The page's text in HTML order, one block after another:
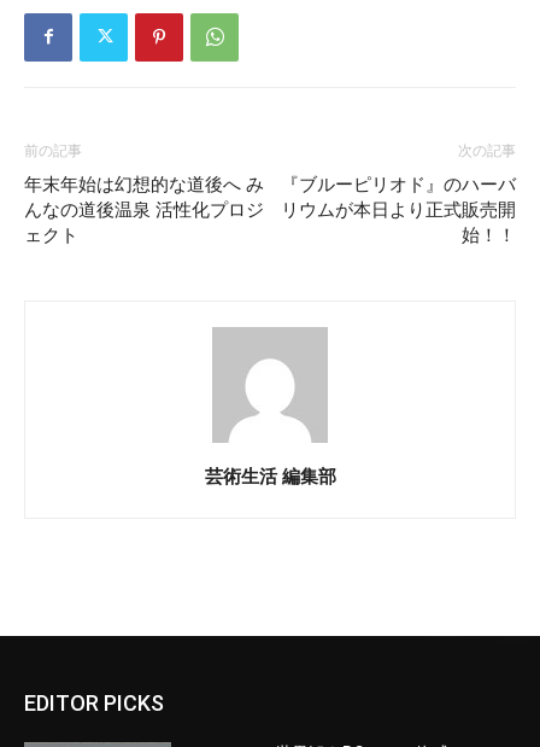
前の記事
年末年始は幻想的な道後へ み
んなの道後温泉 活性化プロジ
ェクト
次の記事
『ブルーピリオド』のハーバ
リウムが本日より正式販売開
始！！
芸術生活 編集部
EDITOR PICKS